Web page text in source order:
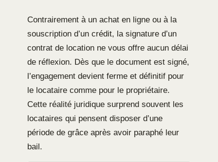
Contrairement à un achat en ligne ou à la
souscription d’un crédit, la signature d’un
contrat de location ne vous offre aucun délai
de réflexion. Dès que le document est signé,
l’engagement devient ferme et définitif pour
le locataire comme pour le propriétaire.
Cette réalité juridique surprend souvent les
locataires qui pensent disposer d’une
période de grâce après avoir paraphé leur
bail.